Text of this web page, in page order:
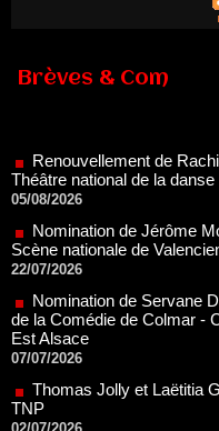
Brèves & Com
05/08/2026
Nomination de Jérôme
Scène nationale de
22/07/2026
Nomination de Servane
de la Comédie de Colmar -
07/07/2026
Thomas Jolly et Laëtitia
TNP
02/07/2026
Fonds SACD Théâtre :